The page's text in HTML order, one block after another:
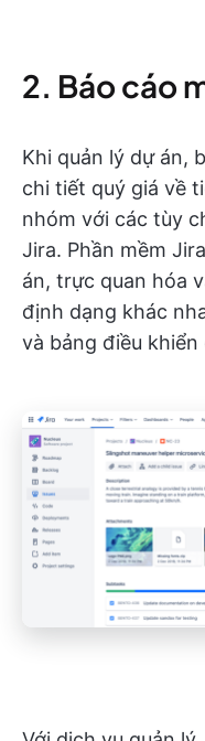
2. Báo cáo
Khi quản lý dự án,
chi tiết quý giá về
nhóm với các tùy
Jira. Phần mềm
án, trực quan hóa
định dạng khác
và bảng điều